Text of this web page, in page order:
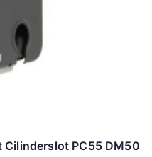
Cilinderslot PC55 DM50